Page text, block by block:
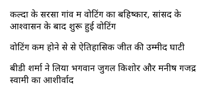
कल्दा के सरसा गांव में वोटिंग का बहिष्कार, सांसद के
आश्वासन के बाद शुरू हुई वोटिंग
वोटिंग कम होने से से ऐतिहासिक जीत की उम्मीद घाटी
बीडी शर्मा ने लिया भगवान जुगल किशोर और मनीष गजेंद्र
स्वामी का आशीर्वाद